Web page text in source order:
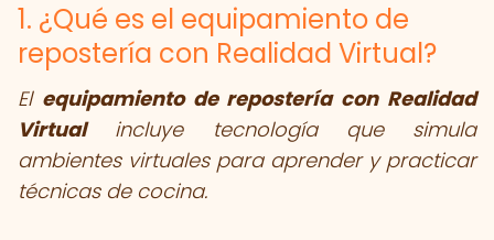
1. ¿Qué es el equipamiento de
repostería con Realidad Virtual?
El equipamiento de repostería con Realidad
Virtualincluye tecnología que simula
ambientes virtuales para aprender y practicar
técnicas de cocina.